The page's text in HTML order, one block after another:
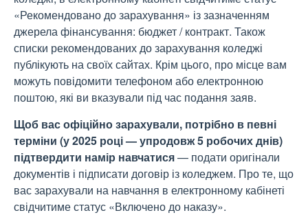
«Рекомендовано до зарахування» із зазначенням
джерела фінансування: бюджет / контракт. Також
списки рекомендованих до зарахування коледжі
публікують на своїх сайтах. Крім цього, про місце вам
можуть повідомити телефоном або електронною
поштою, які ви вказували під час подання заяв.
Щоб вас офіційно зарахували, потрібно в певні
терміни (у 2025 році — упродовж 5 робочих днів)
підтвердити намір навчатися— подати оригінали
документів і підписати договір із коледжем. Про те, що
вас зарахували на навчання в електронному кабінеті
свідчитиме статус «Включено до наказу».